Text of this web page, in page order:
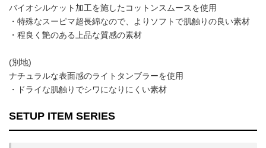
バイオシルケット加工を施したコットンスムースを使用
・特殊なスーピマ超長綿なので、よりソフトで肌触りの良い素材
・程良く艶のある上品な質感の素材
(別地)
ナチュラルな表面感のライトタンブラーを使用
・ドライな肌触りでシワになりにくい素材
SETUP ITEM SERIES